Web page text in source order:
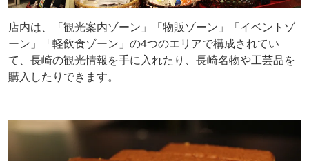
店内は、「観光案内ゾーン」「物販ゾーン」「イベントゾ
ーン」「軽飲食ゾーン」の4つのエリアで構成されてい
て、長崎の観光情報を手に入れたり、長崎名物や工芸品を
購入したりできます。